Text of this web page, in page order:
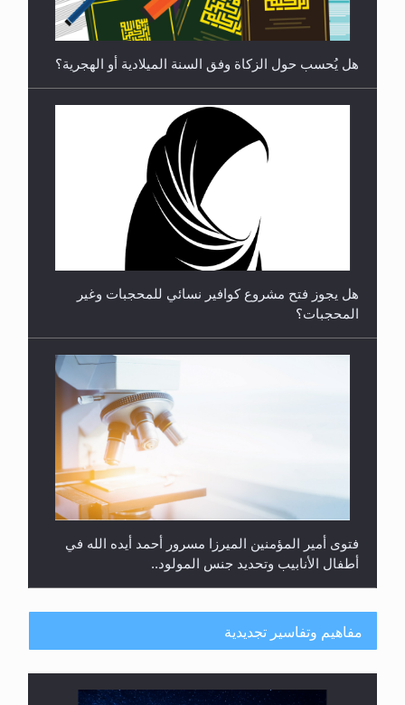
**الحصن الحصين من وساوس المعارضين ...**...
هل يُحسب حول الزكاة وفق السنة الميلادية أو الهجرية؟
هل يجوز فتح مشروع كوافير نسائي للمحجبات وغير
المحجبات؟
فتوى أمير المؤمنين الميرزا مسرور أحمد أيده الله في
أطفال الأنابيب وتحديد جنس المولود..
مفاهيم وتفاسير تجديدية